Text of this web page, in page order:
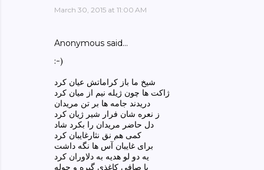
March 30, 2015 at 11:00 AM
Anonymous said…
:-)
شیخ ما باز کراماتش عیان کرد
ژاکت ها چون ژیله نیم از میان کرد
دریدند جامه ها بر تن مریدان
ز نعره شان فرار شیر ژیان کرد
دل حاضر مریدان را بکرد شاد
کمی هم نق نثارغایبان کرد
برای غایبان آس ها نگه داشت
یه دو لو هدیه به دلاوران کرد
با صافی کاغذی گیره و حوله